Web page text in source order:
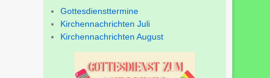
Gottesdiensttermine
Kirchennachrichten Juli
Kirchennachrichten August